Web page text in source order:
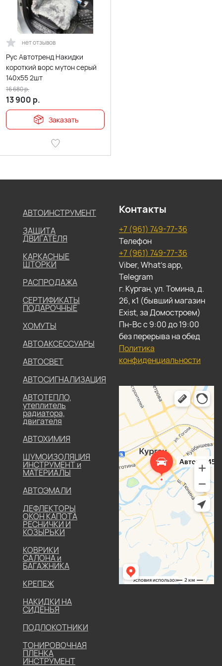
нет отзывов
Рус Автотренд Накидки
короткий ворс мутон серый
140x55 2шт
13 900 р.
16 680р.
Заказать
АВТОИНСТРУМЕНТ
ЗАЩИТА
ДВИГАТЕЛЯ
КАРКАСНЫЕ
ШТОРКИ
РАСПРОДАЖА
СЕРТИФИКАТЫ
ПОДАРОЧНЫЕ
ХОМУТЫ
АВТОАКСЕССУАРЫ
АВТОСВЕТ
АВТОСИГНАЛИЗАЦИЯ
АВТОТЕПЛО,
утеплитель
радиатора,
двигателя
АВТОХИМИЯ
ШУМОИЗОЛЯЦИЯ
ИНСТРУМЕНТ и
МАТЕРИАЛЫ
АВТОЭМАЛИ
ДЕФЛЕКТОРЫ
ОКОН КАПОТА
РЕСНИЧКИ И
КОЗЫРЬКИ
КОВРИКИ
САЛОНА и
БАГАЖНИКА
КРЕПЕЖ
НАКИДКИ НА
СИДЕНЬЯ
ПОДЛОКОТНИКИ
ТОНИРОВОЧНАЯ
ПЛЕНКА
ИНСТРУМЕНТ
Контакты
+7 (961) 749-77-36
Телефон
+7 (961) 749-77-36
Viber, What's app,
Telegram
г. Курган, ул. Томина, д.
26, к1 (бывший магазин
Exist, за Домостроем)
Пн-Вс с 9:00 до 19:00
без перерыва на обед
Политика
конфиденциальности